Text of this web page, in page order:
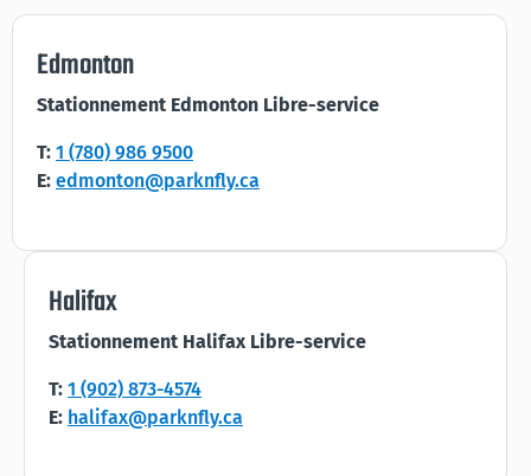
Edmonton
Stationnement Edmonton Libre-service
T: 1 (780) 986 9500
E: edmonton@parknfly.ca
Halifax
Stationnement Halifax Libre-service
T: 1 (902) 873-4574
E: halifax@parknfly.ca